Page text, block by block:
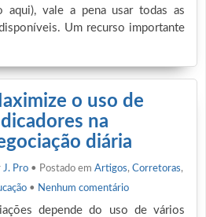
aqui), vale a pena usar todas as
Um recurso importante
o uso de
na
diária
J. Pro • Postado em Artigos, Corretoras,
• Nenhum comentário
depende do uso de vários